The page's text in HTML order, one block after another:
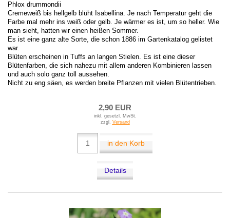
Phlox drummondii
Cremeweiß bis hellgelb blüht Isabellina. Je nach Temperatur geht die
Farbe mal mehr ins weiß oder gelb. Je wärmer es ist, um so heller. Wie
man sieht, hatten wir einen heißen Sommer.
Es ist eine ganz alte Sorte, die schon 1886 im Gartenkatalog gelistet
war.
Blüten erscheinen in Tuffs an langen Stielen. Es ist eine dieser
Blütenfarben, die sich nahezu mit allem anderen Kombinieren lassen
und auch solo ganz toll aussehen.
Nicht zu eng säen, es werden breite Pflanzen mit vielen Blütentrieben.
2,90 EUR
inkl. gesetzl. MwSt.
zzgl. Versand
in den Korb
Details